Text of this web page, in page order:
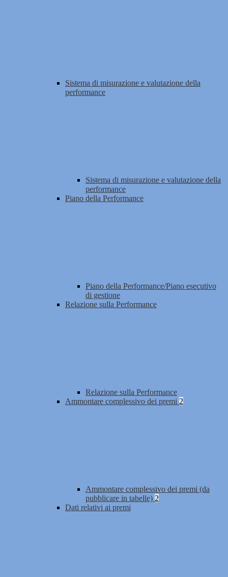
Sistema di misurazione e valutazione della
performance
Sistema di misurazione e valutazione della
performance
Piano della Performance
Piano della Performance/Piano esecutivo
di gestione
Relazione sulla Performance
Relazione sulla Performance
Ammontare complessivo dei premi 2
Ammontare complessivo dei premi (da
pubblicare in tabelle) 2
Dati relativi ai premi